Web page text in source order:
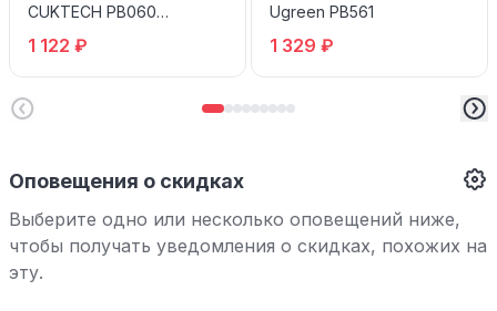
CUKTECH PB060
1 122 ₽
Ugreen PB561
1 329 ₽
Оповещения о скидках
Выберите одно или несколько оповещений ниже,
чтобы получать уведомления о скидках, похожих на
эту.